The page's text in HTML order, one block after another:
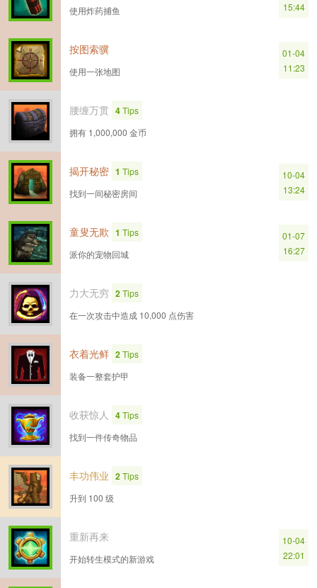
使用炸药捕鱼
15:44
按图索骥
使用一张地图
01-04
11:23
腰缠万贯 4Tips
拥有 1,000,000 金币
揭开秘密 1 Tips
找到一间秘密房间
10-04
13:24
童叟无欺 1 Tips
派你的宠物回城
01-07
16:27
力大无穷 2Tips
在一次攻击中造成 10,000 点伤害
衣着光鲜 2Tips
装备一整套护甲
收获惊人 4Tips
找到一件传奇物品
丰功伟业 2Tips
升到 100 级
重新再来
开始转生模式的新游戏
10-04
22:01